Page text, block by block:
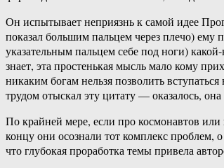
Он испытывает неприязнь к самой идее
показал большим пальцем через плечо) ему
указательным пальцем себе под ноги)
знает, эта простенькая мысль мало кому
никаким богам нельзя позволить
трудом отыскал эту цитату — оказалось,
По крайней мере, если про космонавтов
концу они осознали тот комплекс проблем,
что глубокая проработка темы привела